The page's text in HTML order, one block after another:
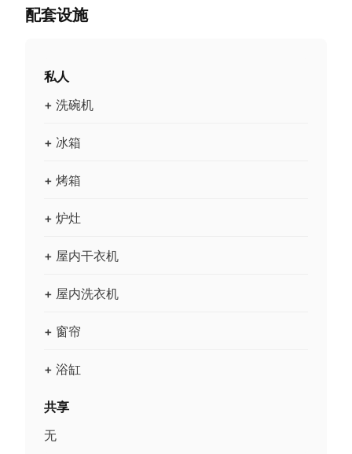
配套设施
私人
+ 洗碗机
+ 冰箱
+ 烤箱
+ 炉灶
+ 屋内干衣机
+ 屋内洗衣机
+ 窗帘
+ 浴缸
共享
无